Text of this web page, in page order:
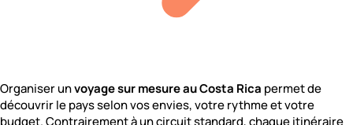
Organiser unvoyage sur mesure au Costa Rica permet de
découvrir le pays selon vos envies, votre rythme et votre
budget. Contrairement à un circuit standard, chaque itinéraire